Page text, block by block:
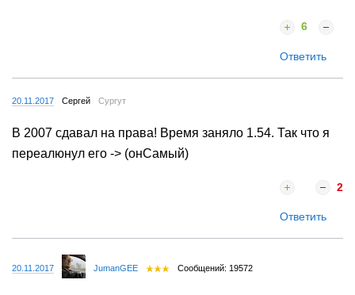
6
Ответить
20.11.2017 Сергей Сургут
В 2007 сдавал на права! Время заняло 1.54. Так что я
переалюнул его -> (онСамый)
2
Ответить
20.11.2017 JumanGEE Сообщений: 19572